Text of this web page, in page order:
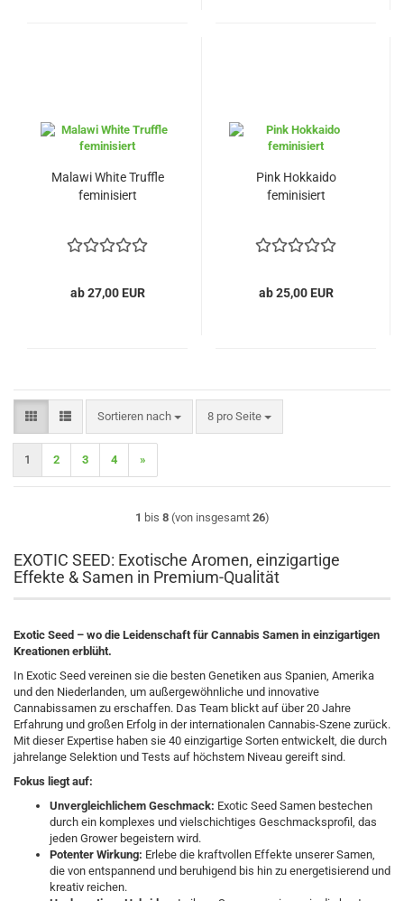
Malawi White Truffle
feminisiert
ab 27,00 EUR
Pink Hokkaido
feminisiert
ab 25,00 EUR
Sortieren nach
Sortieren nach 8 pro Seite
pro Seite
1 2 3 4 »
1 bis 8(von insgesamt 26)
EXOTIC SEED: Exotische Aromen, einzigartige
Effekte & Samen in Premium-Qualität
Exotic Seed – wo die Leidenschaft für Cannabis Samen in einzigartigen
Kreationen erblüht.
In Exotic Seed vereinen sie die besten Genetiken aus Spanien, Amerika
und den Niederlanden, um außergewöhnliche und innovative
Cannabissamen zu erschaffen. Das Team blickt auf über 20 Jahre
Erfahrung und großen Erfolg in der internationalen Cannabis-Szene zurück.
Mit dieser Expertise haben sie 40 einzigartige Sorten entwickelt, die durch
jahrelange Selektion und Tests auf höchstem Niveau gereift sind.
Fokus liegt auf:
Unvergleichlichem Geschmack: Exotic Seed Samen bestechen
durch ein komplexes und vielschichtiges Geschmacksprofil, das
jeden Grower begeistern wird.
Potenter Wirkung: Erlebe die kraftvollen Effekte unserer Samen,
die von entspannend und beruhigend bis hin zu energetisierend und
kreativ reichen.